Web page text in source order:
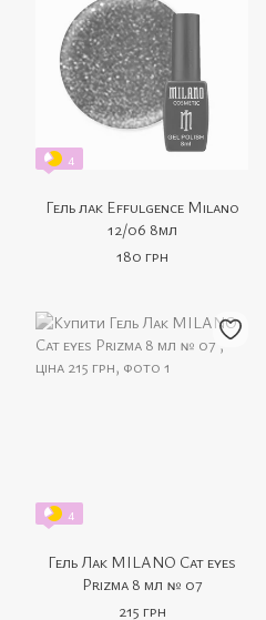
4
Гель лак Effulgence Milano
12/06 8мл
180 грн
4
Гель Лак MILANO Cat eyes
Prizma 8 мл № 07
215 грн